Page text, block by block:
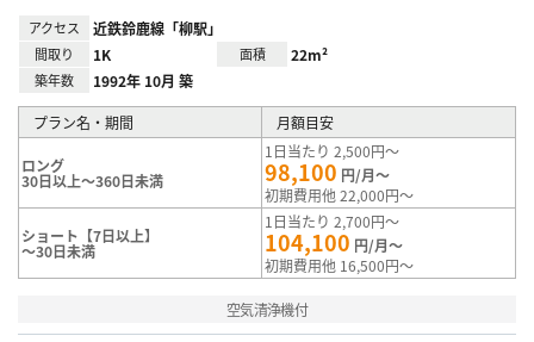
アクセス 近鉄鈴鹿線「柳駅」
間取り 1K 面積 22m²
築年数 1992年 10月 築
プラン名・期間 月額目安
ロング
30日以上～360日未満
1日当たり 2,500円～
98,100 円/月～
初期費用他 22,000円～
ショート【7日以上】
～30日未満
1日当たり 2,700円～
104,100 円/月～
初期費用他 16,500円～
空気清浄機付